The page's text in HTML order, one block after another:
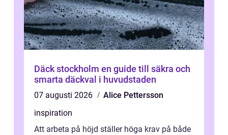
Däck stockholm en guide till säkra och
smarta däckval i huvudstaden
07 augusti 2026
Alice Pettersson
inspiration
Att arbeta på höjd ställer höga krav på både